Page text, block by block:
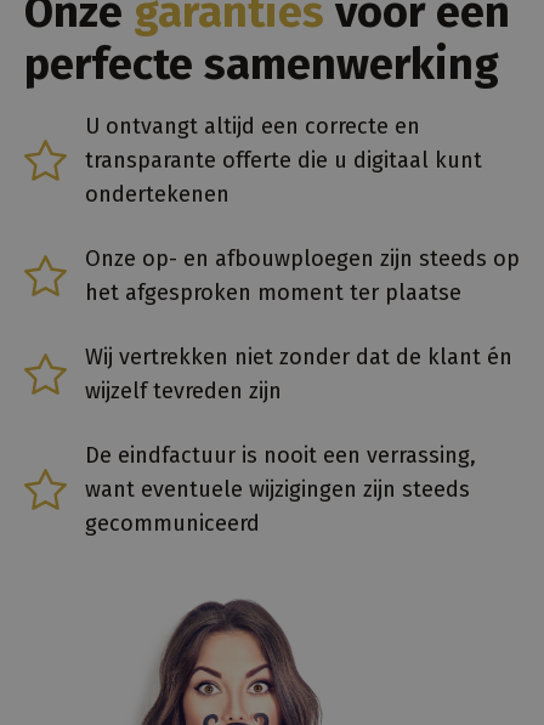
Onze garanties voor een
perfecte samenwerking
U ontvangt altijd een correcte en
transparante offerte die u digitaal kunt
ondertekenen
Onze op- en afbouwploegen zijn steeds op
het afgesproken moment ter plaatse
Wij vertrekken niet zonder dat de klant én
wijzelf tevreden zijn
De eindfactuur is nooit een verrassing,
want eventuele wijzigingen zijn steeds
gecommuniceerd
advertenties die
eindgebruiker
mogelijk heeft
voordat hij de
genoemde
bezocht.
MR
Microsoft
Corporation
.c.clarity.ms
7 dagen
die we
Meta Platform
Inc.
.amusivent.be
3 maanden
Gebruikt door
Facebook om
externe
CLID
www.clarity.ms
inhoud op
media mogelijk
maken. Het kan
informatie